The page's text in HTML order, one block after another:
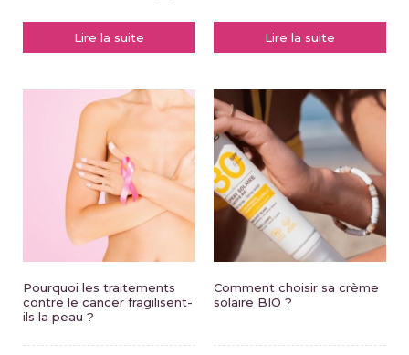
Lire la suite Lire la suite
Pourquoi les traitements
contre le cancer fragilisent-
ils la peau ?
Comment choisir sa crème
solaire BIO ?